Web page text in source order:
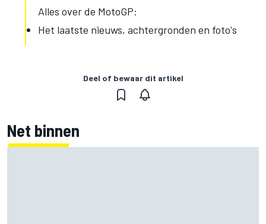
Alles over de MotoGP:
Het laatste nieuws, achtergronden en foto's
Deel of bewaar dit artikel
Net binnen